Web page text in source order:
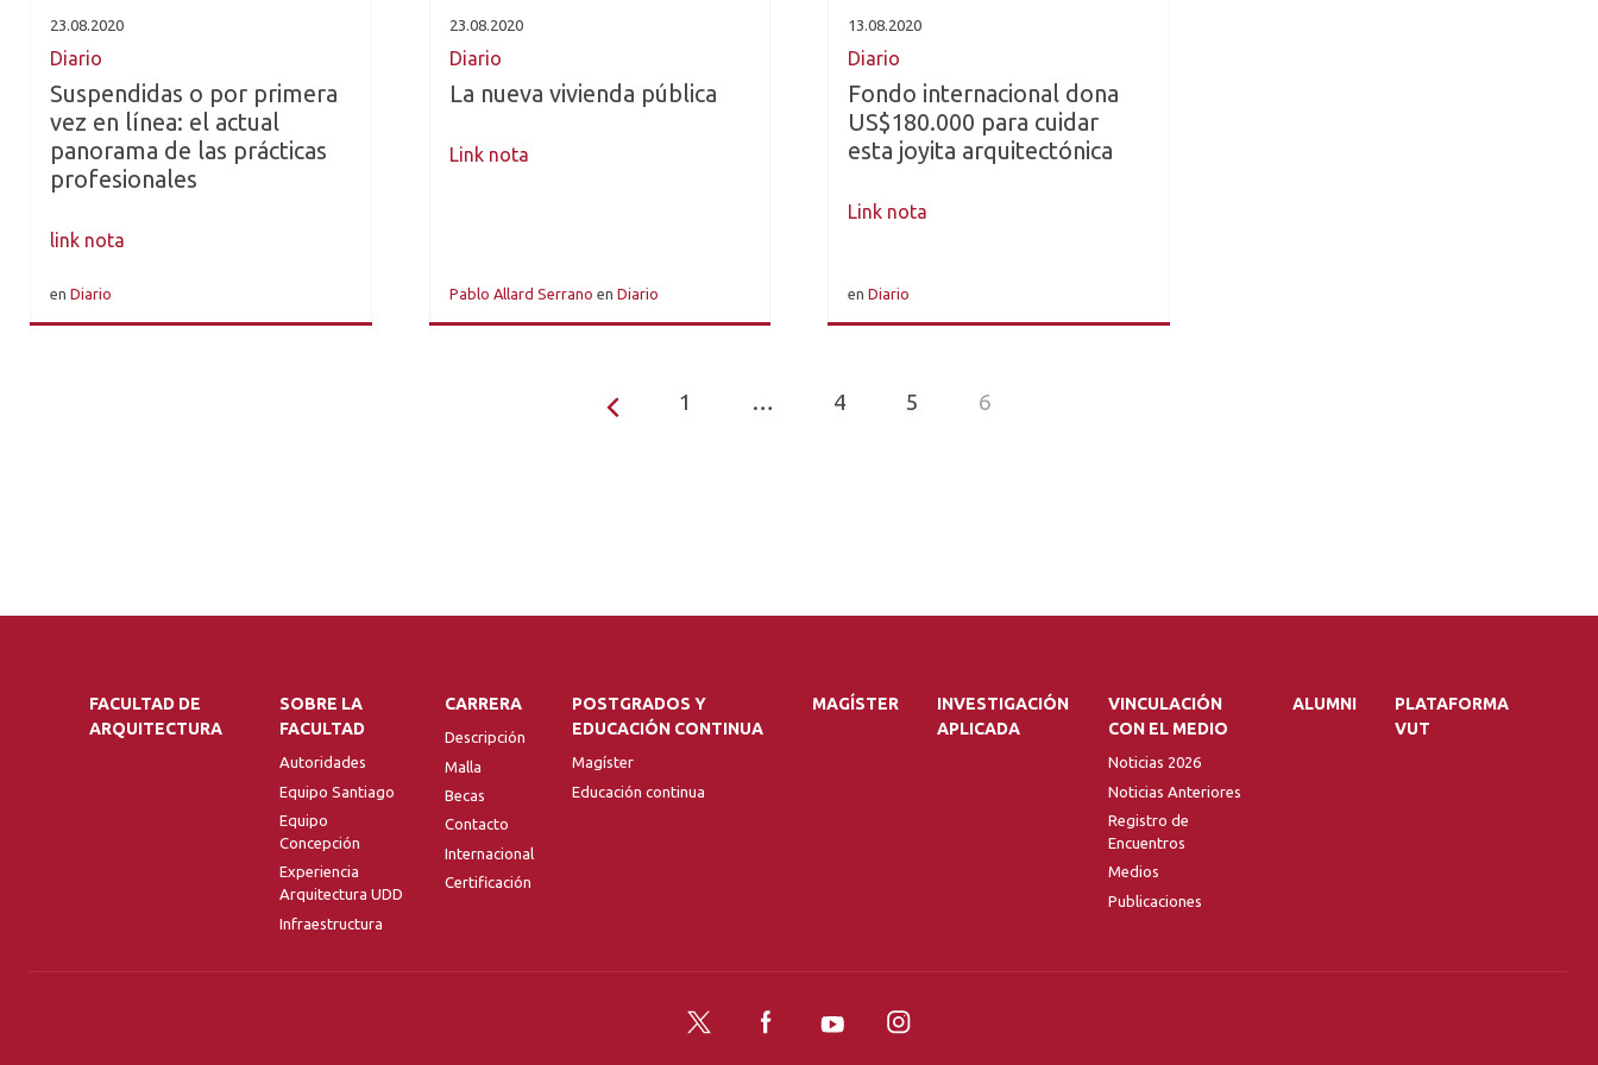
23.08.2020
Diario
Suspendidas o por primera
vez en línea: el actual
panorama de las prácticas
profesionales
link nota
en Diario
23.08.2020
Diario
La nueva vivienda pública
Link nota
Pablo Allard Serrano en Diario
13.08.2020
Diario
Fondo internacional dona
US$180.000 para cuidar
esta joyita arquitectónica
Link nota
en Diario
1 … 4 5 6
FACULTAD DE
ARQUITECTURA
SOBRE LA
FACULTAD
Autoridades
Equipo Santiago
Equipo
Concepción
Experiencia
Arquitectura UDD
Infraestructura
CARRERA
Descripción
Malla
Becas
Contacto
Internacional
Certificación
POSTGRADOS Y
EDUCACIÓN CONTINUA
Magíster
Educación continua
MAGÍSTER
INVESTIGACIÓN
APLICADA
VINCULACIÓN
CON EL MEDIO
Noticias 2026
Noticias Anteriores
Registro de
Encuentros
Medios
Publicaciones
ALUMNI
PLATAFORMA
VUT
Twitter FacebookYouTubeInstagram